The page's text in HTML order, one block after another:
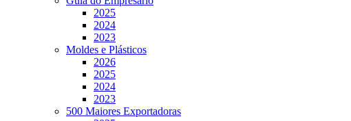
2025
2024
2023
Moldes e Plásticos
2026
2025
2024
2023
500 Maiores Exportadoras